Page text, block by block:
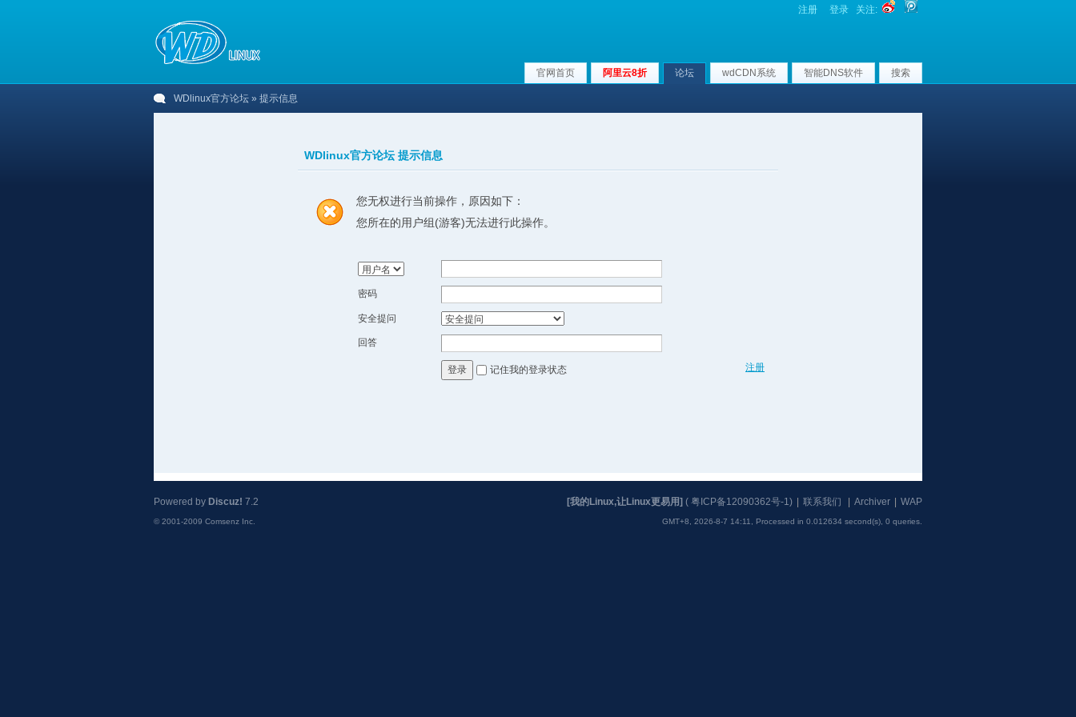
注册 登录 关注:
官网首页 阿里云8折 论坛 wdCDN系统 智能DNS软件 搜索
WDlinux官方论坛 » 提示信息
WDlinux官方论坛 提示信息
您无权进行当前操作，原因如下：
您所在的用户组(游客)无法进行此操作。
密码
安全提问
回答
注册
登录 记住我的登录状态
[我的Linux,让Linux更易用] ( 粤ICP备12090362号-1) 联系我们 Archiver WAP
GMT+8, 2026-8-7 14:11, Processed in 0.012634 second(s), 0 queries
Powered by Discuz! 7.2
© 2001-2009 Comsenz Inc.